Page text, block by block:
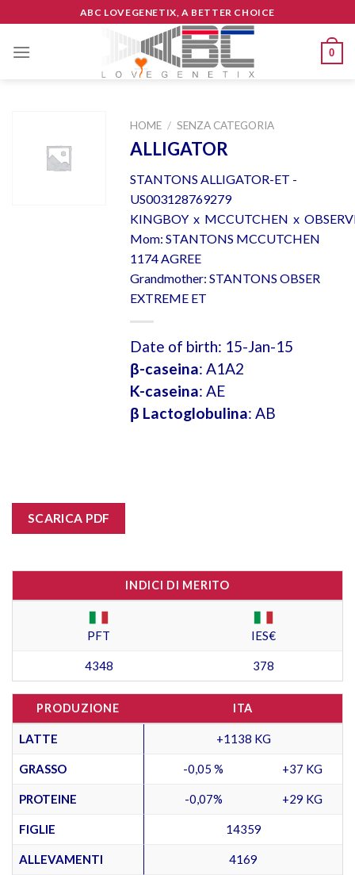
to
content
ABC LOVEGENETIX, A BETTER CHOICE
0
HOME / SENZA CATEGORIA
ALLIGATOR
STANTONS ALLIGATOR-ET -
US003128769279
KINGBOY x MCCUTCHEN x
Mom: STANTONS MCCUTCHEN
1174 AGREE
Grandmother: STANTONS OBSER
EXTREME ET
Date of birth: 15-Jan-15
β-caseina: A1A2
K-caseina: AE
β Lactoglobulina: AB
SCARICA PDF
INDICI DI MERITO
PFT IES€
4348 378
PRODUZIONE ITA
LATTE +1138 KG
GRASSO -0,05 % +37 KG
PROTEINE -0,07% +29 KG
FIGLIE 14359
ALLEVAMENTI 4169